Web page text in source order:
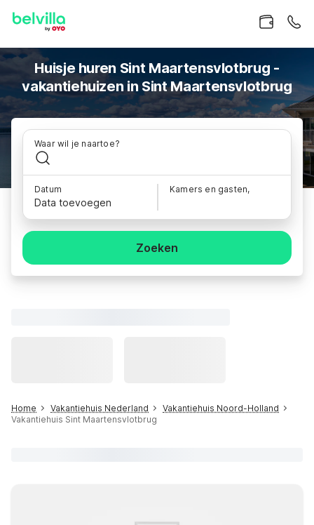
Huisje huren Sint Maartensvlotbrug -
vakantiehuizen in Sint Maartensvlotbrug
Waar wil je naartoe?
Datum
Data toevoegen
Kamers en gasten,
Zoeken
Home Vakantiehuis Nederland
Vakantiehuis Noord-Holland
Vakantiehuis Sint Maartensvlotbrug